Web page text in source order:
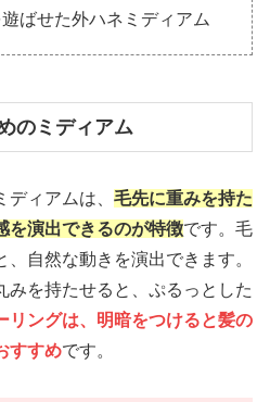
ばせた外ハネミディアム
のミディアム
ィアムは、 毛先に重みを持た
を演出できるのが特徴です。毛
自然な動きを演出できます。
みを持たせると、ぷるっとした
リングは、明暗をつけると髪の
すすめです。